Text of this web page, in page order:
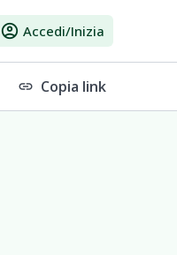
account_circle Accedi/Inizia
link Copia link